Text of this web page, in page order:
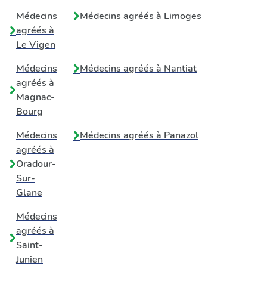
Médecins
agréés à
Le Vigen
Médecins agréés à Limoges
Médecins
agréés à
Magnac-
Bourg
Médecins agréés à Nantiat
Médecins
agréés à
Oradour-
Sur-
Glane
Médecins agréés à Panazol
Médecins
agréés à
Saint-
Junien